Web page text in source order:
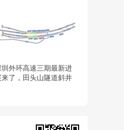
圳外环高速三期最新进
来了，田头山隧道斜井